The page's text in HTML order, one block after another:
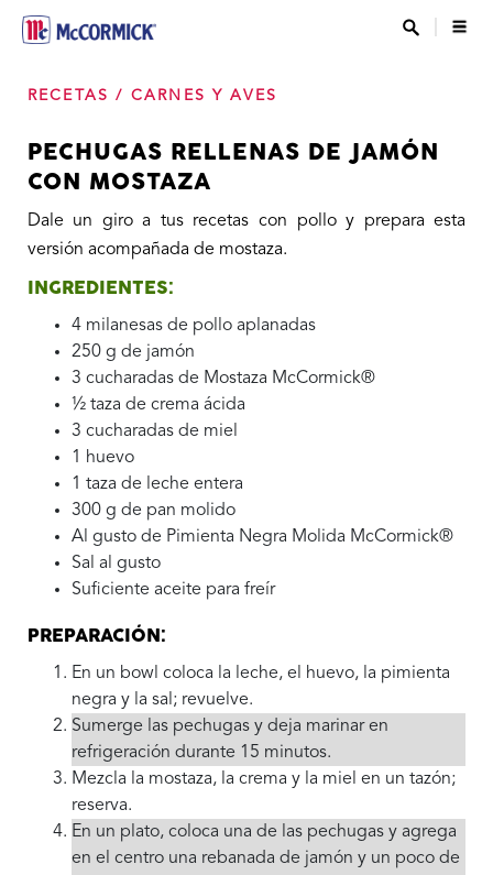
RECETAS / CARNES Y AVES
PECHUGAS RELLENAS DE JAMÓN
CON MOSTAZA
Dale un giro a tus recetas con pollo y prepara esta
versión acompañada de mostaza.
INGREDIENTES:
4 milanesas de pollo aplanadas
250 g de jamón
3 cucharadas de Mostaza McCormick®
½ taza de crema ácida
3 cucharadas de miel
1 huevo
1 taza de leche entera
300 g de pan molido
Al gusto de Pimienta Negra Molida McCormick®
Sal al gusto
Suficiente aceite para freír
PREPARACIÓN:
En un bowl coloca la leche, el huevo, la pimienta
negra y la sal; revuelve.
Sumerge las pechugas y deja marinar en
refrigeración durante 15 minutos.
Mezcla la mostaza, la crema y la miel en un tazón;
reserva.
En un plato, coloca una de las pechugas y agrega
en el centro una rebanada de jamón y un poco de